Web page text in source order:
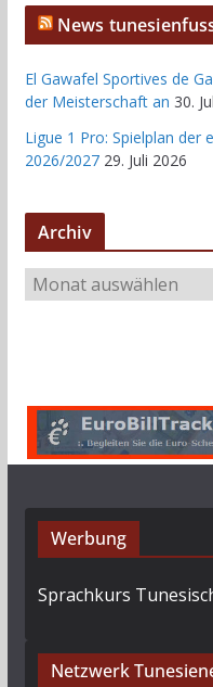
News
El Gawafel Sportives de
der Meisterschaft an 30.
Ligue 1 Pro: Spielplan der
2026/2027 29. Juli 2026
Archiv
r
Werbung
Sprachkurs
Netzwerk